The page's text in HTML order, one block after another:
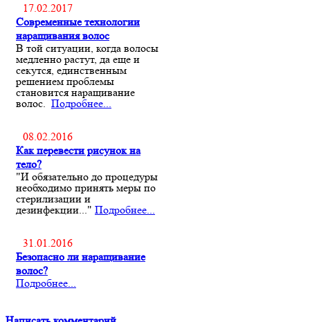
17.02.2017
Современные технологии
наращивания волос
В той ситуации, когда волосы
медленно растут, да еще и
секутся, единственным
решением проблемы
становится наращивание
волос. Подробнее...
08.02.2016
Как перевести рисунок на
тело?
"И обязательно до процедуры
необходимо принять меры по
стерилизации и
дезинфекции..." Подробнее...
31.01.2016
Безопасно ли наращивание
волос?
Подробнее...